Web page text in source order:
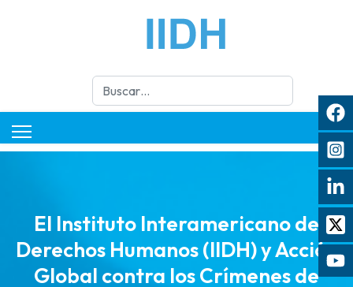
Buscar
El Instituto Interamericano de
Derechos Humanos (IIDH) y Acción
Global contra los Crímenes de